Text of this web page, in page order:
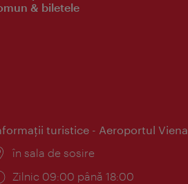
& biletele
turistice - Aeroportul Viena
Locul:
în sala de sosire
Program:
Zilnic 09:00 până 18:00